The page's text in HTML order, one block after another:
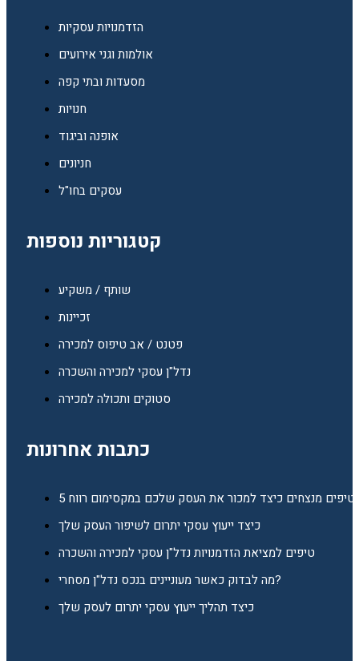
הזדמנויות עסקיות
אולמות וגני אירועים
מסעדות ובתי קפה
חנויות
אופנה וביגוד
חניונים
עסקים בחו"ל
קטגוריות נוספות
שותף / משקיע
זכיינות
פטנט / אב טיפוס למכירה
נדל"ן עסקי למכירה והשכרה
סטוקים ותכולה למכירה
כתבות אחרונות
5 טיפים מנצחים כיצד למכור את העסק שלכם במקסימום רווח
כיצד ייעוץ עסקי יתרום לשיפור העסק שלך
טיפים למציאת הזדמנויות נדל"ן עסקי למכירה והשכרה
מה לבדוק כאשר מעוניינים בנכס נדל"ן מסחרי?
כיצד תהליך ייעוץ עסקי יתרום לעסק שלך